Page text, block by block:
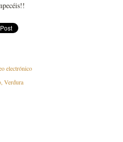
electrónico
Verdura